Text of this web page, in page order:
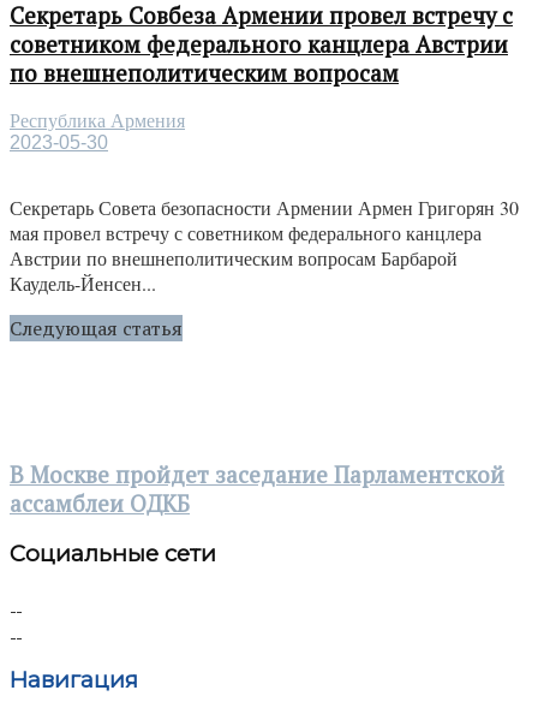
Секретарь Совбеза Армении провел встречу с
советником федерального канцлера Австрии
по внешнеполитическим вопросам
Республика Армения
2023-05-30
Секретарь Совета безопасности Армении Армен Григорян 30
мая провел встречу с советником федерального канцлера
Австрии по внешнеполитическим вопросам Барбарой
Каудель-Йенсен...
Следующая статья
В Москве пройдет заседание Парламентской
ассамблеи ОДКБ
Социальные сети
Навигация